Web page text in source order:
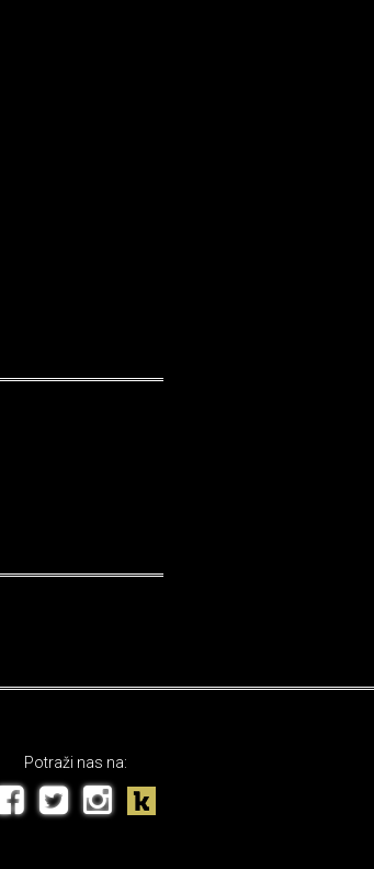
Potraži nas na: